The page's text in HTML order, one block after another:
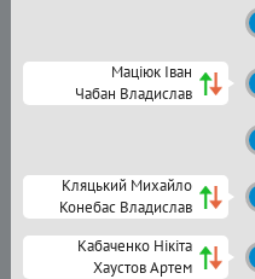
Маціюк Іван
Чабан Владислав
Кляцький Михайло
Конебас Владислав
Кабаченко Нікіта
Хаустов Артем